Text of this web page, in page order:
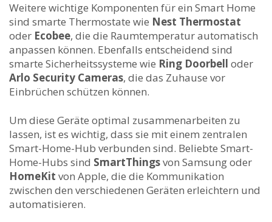
Weitere wichtige Komponenten für ein Smart Home
sind smarte⁢ Thermostate wie Nest Thermostat
oder Ecobee, die die⁣ Raumtemperatur automatisch⁢
anpassen können. Ebenfalls ⁣entscheidend sind
smarte Sicherheitssysteme ⁣wie Ring Doorbell oder
Arlo Security Cameras, die das​ Zuhause vor
Einbrüchen schützen können.
Um diese⁣ Geräte ‍optimal ‌zusammenarbeiten zu
⁢lassen, ‍ist es wichtig, dass sie mit einem zentralen⁣
Smart-Home-Hub verbunden sind. Beliebte Smart-
Home-Hubs sind SmartThingsvon Samsung ​oder⁤
HomeKit von ‌Apple,‍ die die Kommunikation
zwischen den verschiedenen Geräten erleichtern und
‍automatisieren.